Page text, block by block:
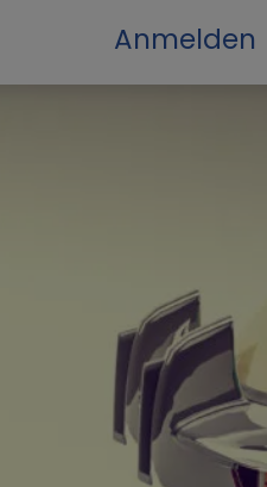
Anmelden